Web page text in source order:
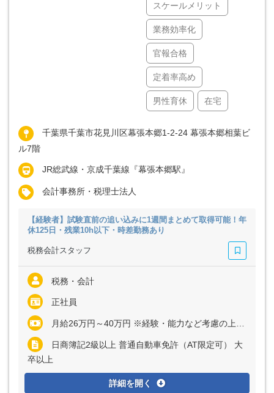
スケールメリット
業務効率化
官報合格
定着率高め
男性育休 在宅
千葉県千葉市花見川区幕張本郷1-2-24 幕張本郷相葉ビ
ル7階
JR総武線・京成千葉線『幕張本郷駅』
会計事務所・税理士法人
【経験者】試験直前の追い込みに1週間まとめて取得可能！年
休125日・残業10h以下・時差勤務あり
税務会計スタッフ
税務・会計
正社員
月給26万円～40万円 ※経験・能力など考慮の上、決定いたします ※上記に固定残業代（月30時間分＝4万9440円～7万6000円）を含む ※超過分は別途全額支給
日商簿記2級以上 普通自動車免許（AT限定可） 大
卒以上
詳細を開く